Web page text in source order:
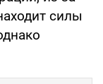
силы